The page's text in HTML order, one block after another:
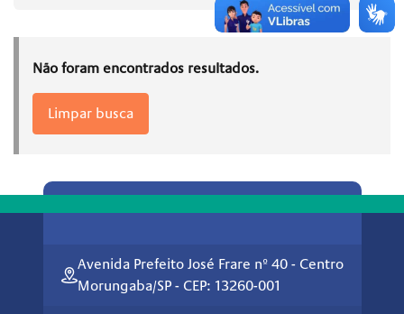
Não foram encontrados resultados.
Limpar busca
Avenida Prefeito José Frare nº 40 - Centro
Morungaba/SP - CEP: 13260-001